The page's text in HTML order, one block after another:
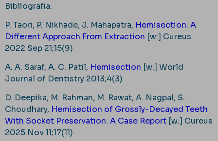
Bibliografia:
P. Taori, P. Nikhade, J. Mahapatra, Hemisection: A
Different Approach From Extraction [w:] Cureus
2022 Sep 21;15(9)
A. A. Saraf, A. C. Patil, Hemisection [w:] World
Journal of Dentistry 2013;4(3)
D. Deepika, M. Rahman, M. Rawat, A. Nagpal, S.
Choudhary, Hemisection of Grossly-Decayed Teeth
With Socket Preservation: A Case Report [w:] Cureus
2025 Nov 11;17(11)